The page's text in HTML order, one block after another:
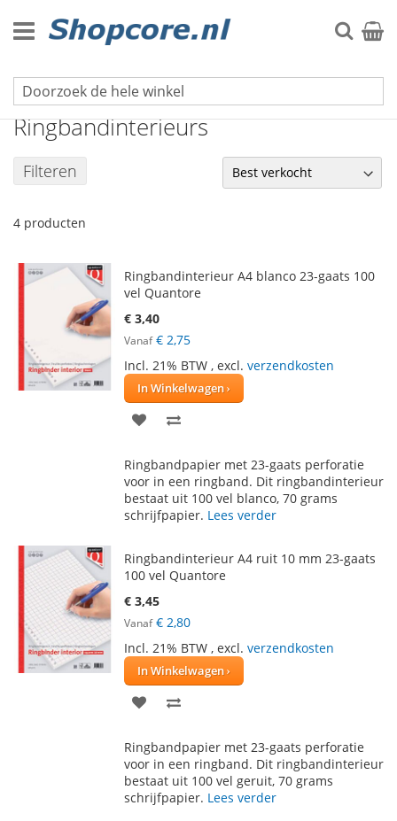
naar
de
Zoek
Schrijfblokken
Ringbandinterieurs
Filteren
4 producten
Ringbandinterieur A4 blanco 23-gaats 100
vel Quantore
€ 3,40
Vanaf € 2,75
Incl. 21% BTW , excl. verzendkosten
In Winkelwagen
VOEG
AAN
VERLANGLIJST
TE
VERGELIJKEN
Ringbandpapier met 23-gaats perforatie
voor in een ringband. Dit ringbandinterieur
bestaat uit 100 vel blanco, 70 grams
schrijfpapier. Lees verder
Ringbandinterieur A4 ruit 10 mm 23-gaats
100 vel Quantore
€ 3,45
Vanaf € 2,80
Incl. 21% BTW , excl. verzendkosten
In Winkelwagen
VOEG
AAN
VERLANGLIJST
TE
VERGELIJKEN
Ringbandpapier met 23-gaats perforatie
voor in een ringband. Dit ringbandinterieur
bestaat uit 100 vel geruit, 70 grams
schrijfpapier. Lees verder